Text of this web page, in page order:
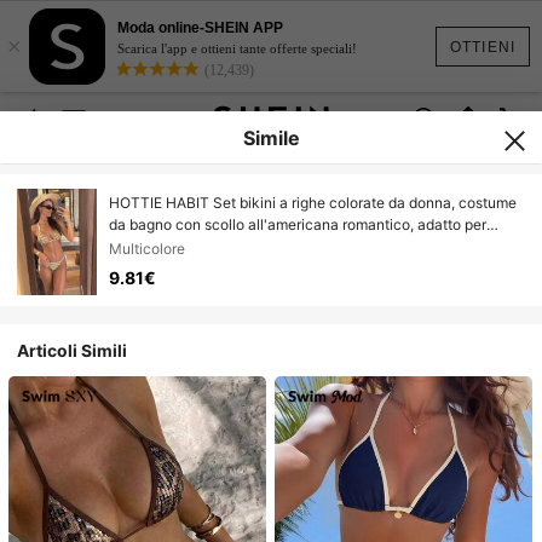
OTTIENI
×
Moda online-SHEIN APP
Scarica l'app e ottieni tante offerte speciali!
(12,439)
Simile
HOTTIE HABIT Set bikini a righe colorate da donna, costume
da bagno con scollo all'americana romantico, adatto per
spiaggia estiva e feste in vacanza
Multicolore
9.81€
Articoli Simili